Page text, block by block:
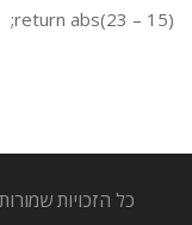
return abs(23 – 15);
כל הזכויות